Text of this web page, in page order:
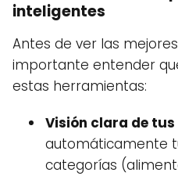
inteligentes
Antes de ver las
importante entender
estas herramientas:
Visión clara de
automáticamente
categorías